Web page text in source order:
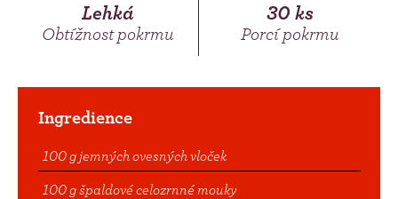
Lehká
Obtížnost pokrmu
30 ks
Porcí pokrmu
Ingredience
100 g jemných ovesných vloček
100 g špaldové celozrnné mouky